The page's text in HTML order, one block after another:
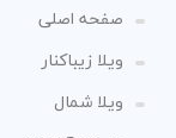
صفحه اصلی
ویلا زیباکنار
ویلا شمال